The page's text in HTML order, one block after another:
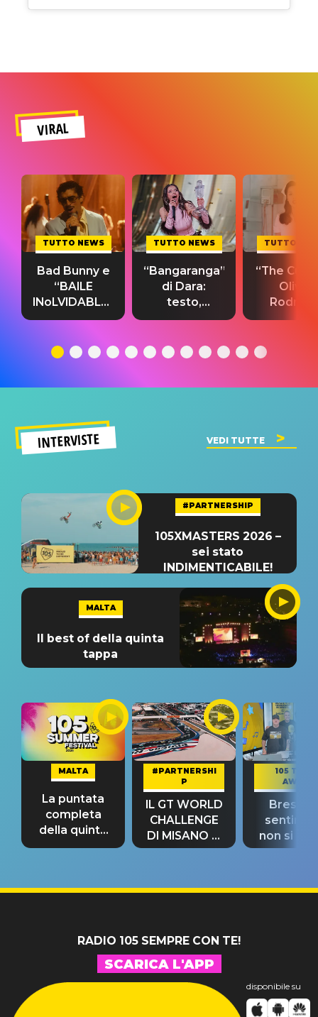
VIRAL
TUTTO NEWS
Bad Bunny e
“BAILE
INoLVIDABLE”:
testo,
significato
TUTTO NEWS
“Bangaranga”
di Dara:
testo,
traduzione e
del singolo
TUTTO
“The
Olivia
testo,
INTERVISTE VEDI TUTTE
#PARTNERSHIP
105XMASTERS 2026 –
sei stato
INDIMENTICABILE!
MALTA
Il best of della quinta
tappa
MALTA
La puntata
completa
della quinta
tappa
#PARTNERSHI
P
IL GT WORLD
CHALLENGE
DI MISANO si
riconferma
105 TAKE
AWAY
Bresh:
non si
fino alla
RADIO 105 SEMPRE CON TE!
SCARICA L'APP
disponibile su